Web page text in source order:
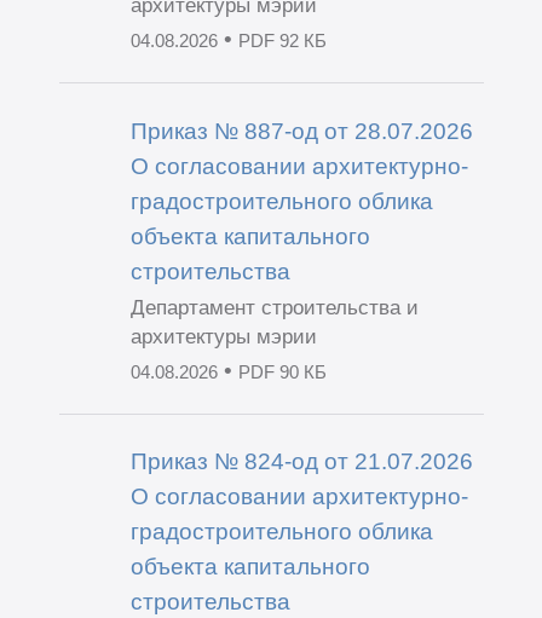
архитектуры мэрии
04.08.2026• PDF 92 КБ
Приказ № 887-од от 28.07.2026
О согласовании архитектурно-
градостроительного облика
объекта капитального
строительства
Департамент строительства и
архитектуры мэрии
04.08.2026• PDF 90 КБ
Приказ № 824-од от 21.07.2026
О согласовании архитектурно-
градостроительного облика
объекта капитального
строительства